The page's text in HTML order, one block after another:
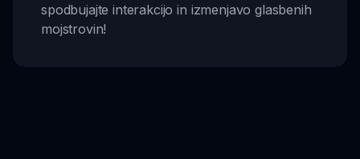
spodbujajte interakcijo in izmenjavo glasbenih
mojstrovin!